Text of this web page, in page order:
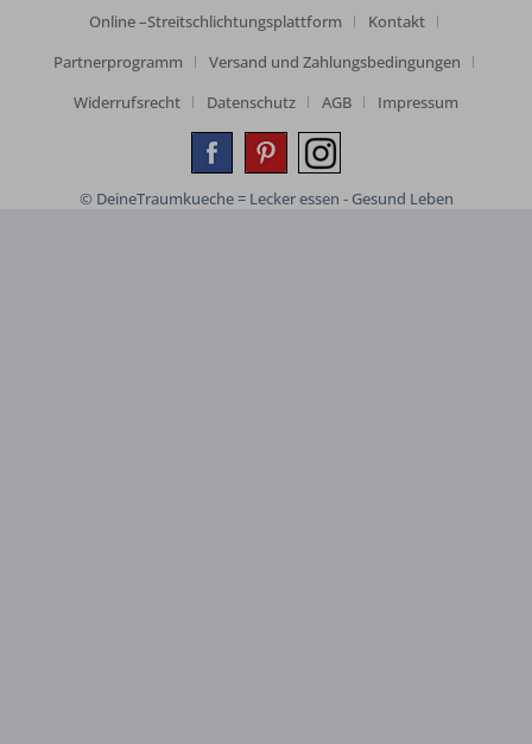
Online –Streitschlichtungsplattform
Kontakt
Partnerprogramm
Versand und Zahlungsbedingungen
Widerrufsrecht
Datenschutz AGB Impressum
© DeineTraumkueche = Lecker essen - Gesund Leben